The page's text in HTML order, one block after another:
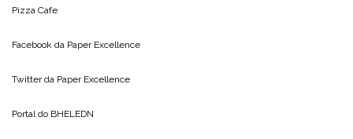
Pizza Cafe
Facebook da Paper Excellence
Twitter da Paper Excellence
Portal do BHELEDN